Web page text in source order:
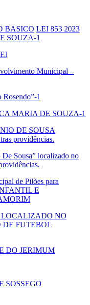
BASICO LEI 853 2023
SOUZA-1
Municipal –
1
MARIA DE SOUZA-1
DE SOUSA
providências.
Sousa” localizado no
de Pilões para
E
LOCALIZADO NO
DE FUTEBOL
DO JERIMUM
SOSSEGO